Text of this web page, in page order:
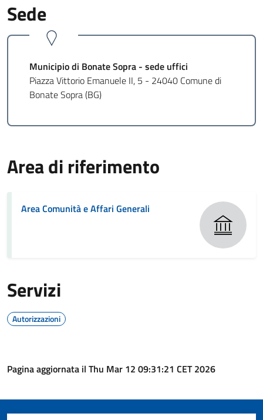
Sede
Municipio di Bonate Sopra - sede uffici
Piazza Vittorio Emanuele II, 5 - 24040 Comune di
Bonate Sopra (BG)
Area di riferimento
Area Comunità e Affari Generali
Servizi
Autorizzazioni
Pagina aggiornata il Thu Mar 12 09:31:21 CET 2026